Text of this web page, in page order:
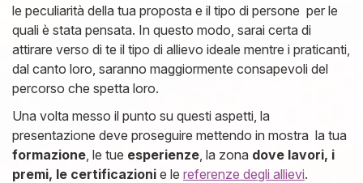
le peculiarità della tua proposta e il tipo di persone per le
quali è stata pensata. In questo modo, sarai certa di
attirare verso di te il tipo di allievo ideale mentre i praticanti,
dal canto loro, saranno maggiormente consapevoli del
percorso che spetta loro.
Una volta messo il punto su questi aspetti, la
presentazione deve proseguire mettendo in mostra la tua
formazione , le tue esperienze , la zona dove lavori, i
premi, le certificazioni e le referenze degli allievi.